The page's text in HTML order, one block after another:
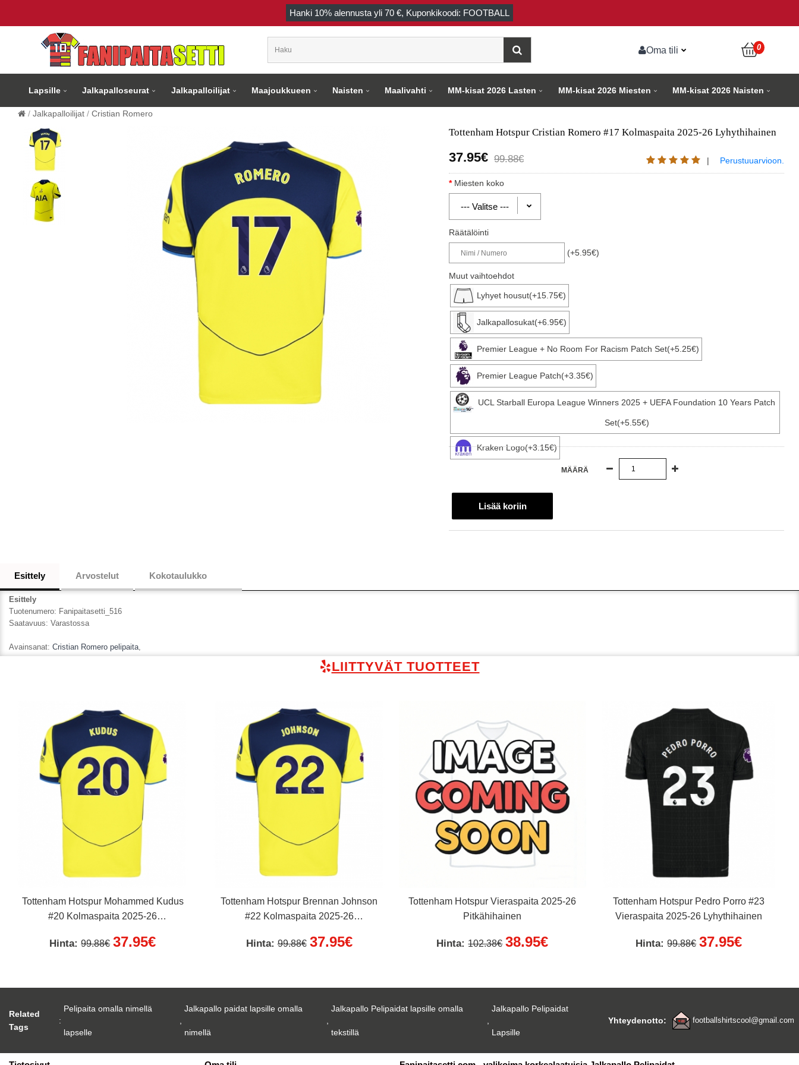
Hanki 10% alennusta yli 70 €, Kuponkikoodi: FOOTBALL
Oma tili 0
Lapsille Jalkapalloseurat Jalkapalloilijat Maajoukkueen Naisten Maalivahti MM-kisat 2026 Lasten MM-kisat 2026 Miesten MM-kisat 2026 Naisten
Jalkapalloilijat Cristian Romero
Tottenham Hotspur Cristian Romero #17 Kolmaspaita 2025-26 Lyhythihainen
37.95€ 99.88€ | Perustuuarvioon.
Miesten koko
Räätälöinti
(+5.95€)
Muut vaihtoehdot
Lyhyet housut(+15.75€)
Jalkapallosukat(+6.95€)
Premier League + No Room For Racism Patch Set(+5.25€)
Premier League Patch(+3.35€)
UCL Starball Europa League Winners 2025 + UEFA Foundation 10 Years Patch
Set(+5.55€)
Kraken Logo(+3.15€)
MÄÄRÄ
Esittely Arvostelut Kokotaulukko
Esittely
Tuotenumero: Fanipaitasetti_516
Saatavuus: Varastossa
Avainsanat: Cristian Romero pelipaita,
LIITTYVÄT TUOTTEET
Tottenham Hotspur Mohammed Kudus
#20 Kolmaspaita 2025-26
Hinta:99.88€ 37.95€
Tottenham Hotspur Brennan Johnson
#22 Kolmaspaita 2025-26
Hinta:99.88€ 37.95€
Tottenham Hotspur Vieraspaita 2025-26
Pitkähihainen
Hinta:102.38€ 38.95€
Tottenham Hotspur Pedro Porro #23
Vieraspaita 2025-26 Lyhythihainen
Hinta:99.88€ 37.95€
Related
Tags
:
Pelipaita omalla nimellä
lapselle
,
Jalkapallo paidat lapsille omalla
nimellä
,
Jalkapallo Pelipaidat lapsille omalla
tekstillä
,
Jalkapallo Pelipaidat
Lapsille
Yhteydenotto: footballshirtscool@gmail.com